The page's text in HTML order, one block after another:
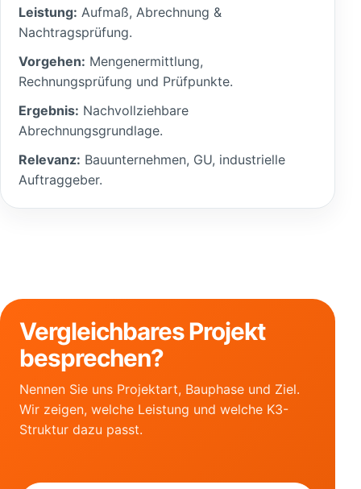
Leistung: Aufmaß, Abrechnung &
Nachtragsprüfung.
Vorgehen: Mengenermittlung,
Rechnungsprüfung und Prüfpunkte.
Ergebnis: Nachvollziehbare
Abrechnungsgrundlage.
Relevanz: Bauunternehmen, GU, industrielle
Auftraggeber.
Vergleichbares Projekt
besprechen?
Nennen Sie uns Projektart, Bauphase und Ziel.
Wir zeigen, welche Leistung und welche K3-
Struktur dazu passt.